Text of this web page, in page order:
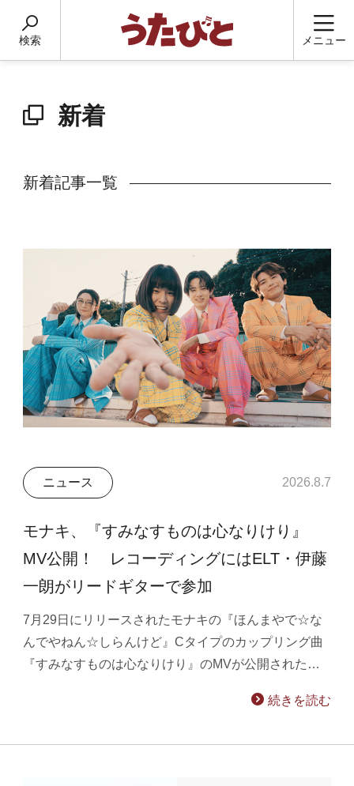
検索 メニュー
新着
新着記事一覧
ニュース 2026.8.7
モナキ、『すみなすものは心なりけり』
MV公開！ レコーディングにはELT・伊藤
一朗がリードギターで参加
7月29日にリリースされたモナキの『ほんまやで☆な
んでやねん☆しらんけど』Cタイプのカップリング曲
『すみなすものは心なりけり』のMVが公開された…
続きを読む